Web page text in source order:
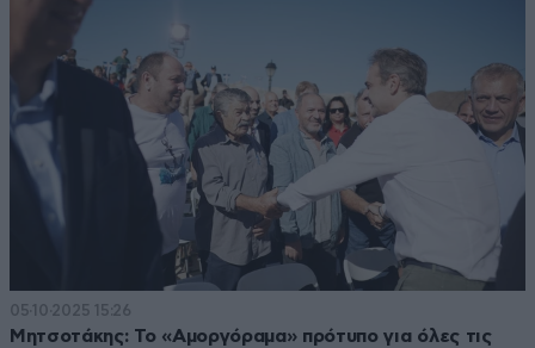
05·10·2025 15:26
Μητσοτάκης: Το «Αμοργόραμα» πρότυπο για όλες τις